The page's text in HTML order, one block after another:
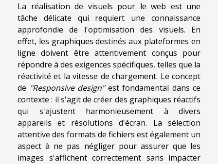
La réalisation de visuels pour le web est une
tâche délicate qui requiert une connaissance
approfondie de l'optimisation des visuels. En
effet, les graphiques destinés aux plateformes en
ligne doivent être attentivement conçus pour
répondre à des exigences spécifiques, telles que la
réactivité et la vitesse de chargement. Le concept
de "Responsive design"est fondamental dans ce
contexte : il s'agit de créer des graphiques réactifs
qui s'ajustent harmonieusement à divers
appareils et résolutions d'écran. La sélection
attentive des formats de fichiers est également un
aspect à ne pas négliger pour assurer que les
images s'affichent correctement sans impacter